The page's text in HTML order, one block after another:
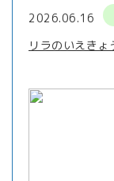
2026.06.16
リラのいえき